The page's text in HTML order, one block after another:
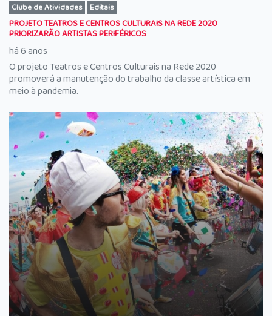
Clube de Atividades Editais
PROJETO TEATROS E CENTROS CULTURAIS NA REDE 2020
PRIORIZARÃO ARTISTAS PERIFÉRICOS
há 6 anos
O projeto Teatros e Centros Culturais na Rede 2020
promoverá a manutenção do trabalho da classe artística em
meio à pandemia.